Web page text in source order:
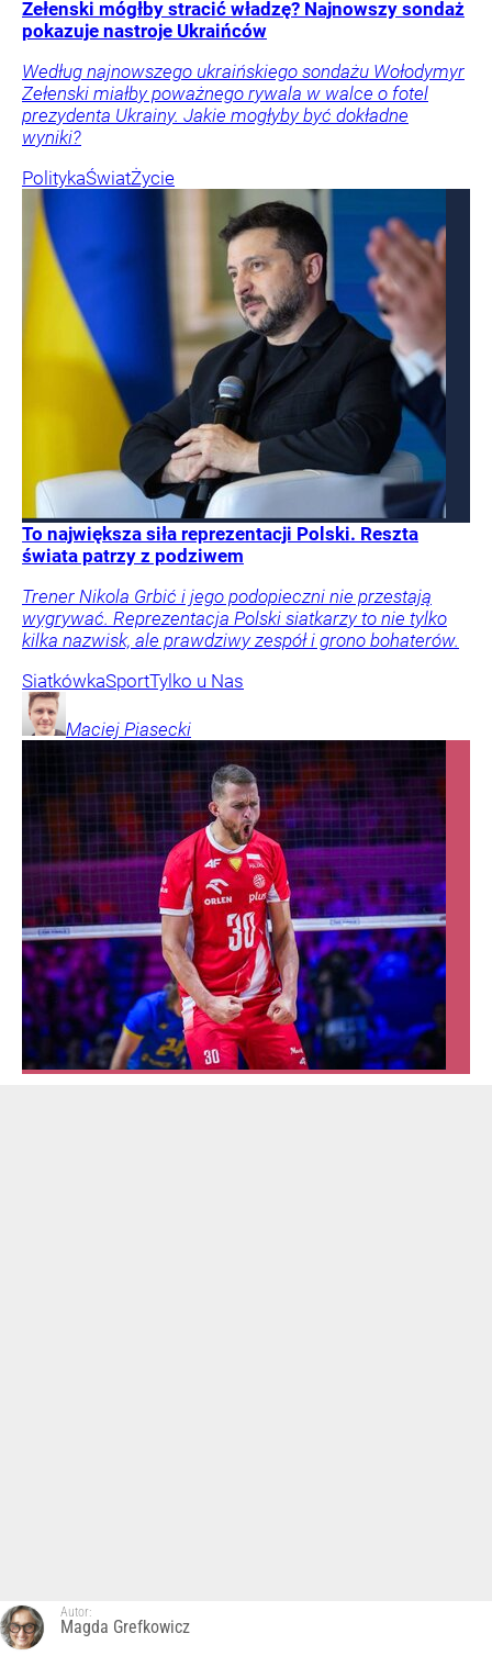
Zełenski mógłby stracić władzę? Najnowszy sondaż
pokazuje nastroje Ukraińców
Według najnowszego ukraińskiego sondażu Wołodymyr
Zełenski miałby poważnego rywala w walce o fotel
prezydenta Ukrainy. Jakie mogłyby być dokładne
wyniki?
PolitykaŚwiatŻycie
To największa siła reprezentacji Polski. Reszta
świata patrzy z podziwem
Trener Nikola Grbić i jego podopieczni nie przestają
wygrywać. Reprezentacja Polski siatkarzy to nie tylko
kilka nazwisk, ale prawdziwy zespół i grono bohaterów.
SiatkówkaSportTylko u Nas
Maciej Piasecki
Autor:
Magda Grefkowicz